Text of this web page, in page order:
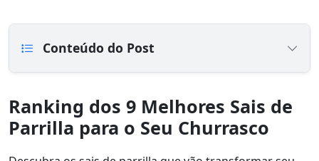
Conteúdo do Post
Ranking dos 9 Melhores Sais de
Parrilla para o Seu Churrasco